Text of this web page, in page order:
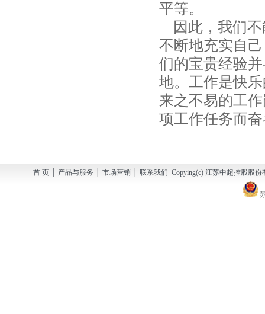
平等。
因此，我们不
不断地充实自
们的宝贵经验
地。工作是快
来之不易的工
项工作任务而
首 页 │ 产品与服务 │ 市场营销 │ 联系我们 Copying(c) 江苏中超控股股